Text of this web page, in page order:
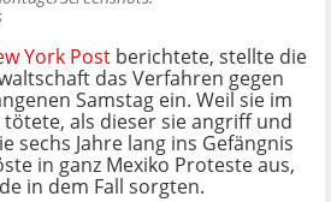
York Post berichtete, stellte die
das Verfahren gegen
Samstag ein. Weil sie im
tötete, als dieser sie angriff und
sechs Jahre lang ins Gefängnis
in ganz Mexiko Proteste aus,
in dem Fall sorgten.